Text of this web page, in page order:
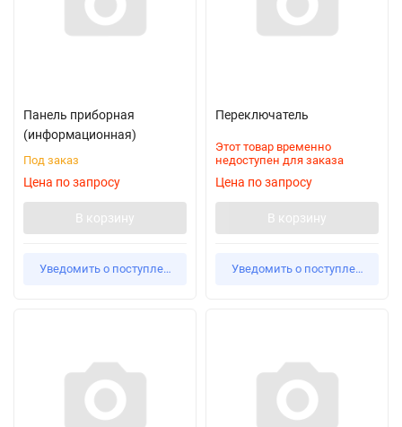
Панель приборная
(информационная)
Под заказ
Цена по запросу
В корзину
Уведомить о поступлении
Переключатель
Этот товар временно
недоступен для заказа
Цена по запросу
В корзину
Уведомить о поступлении